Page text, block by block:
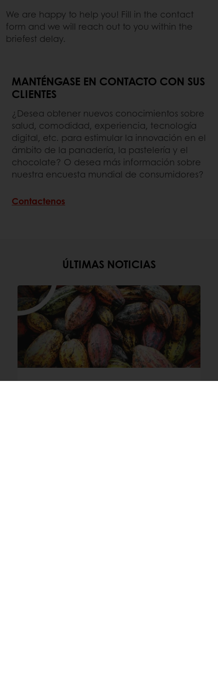
We are happy to help you! Fill in the contact
form and we will reach out to you within the
briefest delay.
MANTÉNGASE EN CONTACTO CON SUS
CLIENTES
¿Desea obtener nuevos conocimientos sobre
salud, comodidad, experiencia, tecnología
digital, etc. para estimular la innovación en el
ámbito de la panadería, la pastelería y el
chocolate? O desea más información sobre
nuestra encuesta mundial de consumidores?
Contactenos
ÚLTIMAS NOTICIAS